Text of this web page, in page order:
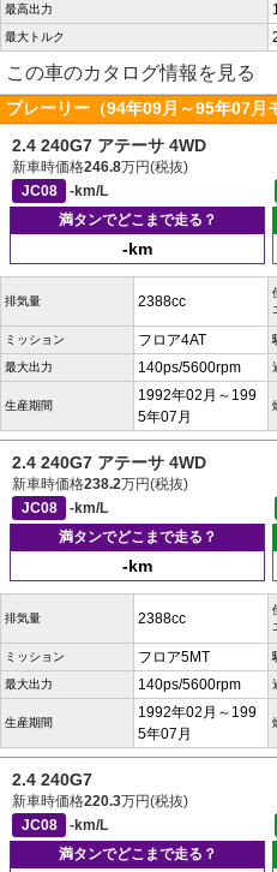
最高出力
最大トルク
この車のカタログ情報を見る
プレーリー（94年09月～95年07月
2.4 240G7 アテーサ 4WD
新車時価格246.8万円(税抜)
JC08
-km/L
満タンでどこまで走る？
-km
排気量 2388cc
ミッション フロア4AT
最大出力 140ps/5600rpm
生産期間
1992年02月～199
5年07月
2.4 240G7 アテーサ 4WD
新車時価格238.2万円(税抜)
JC08
-km/L
満タンでどこまで走る？
-km
排気量 2388cc
ミッション フロア5MT
最大出力 140ps/5600rpm
生産期間
1992年02月～199
5年07月
2.4 240G7
新車時価格220.3万円(税抜)
JC08
-km/L
満タンでどこまで走る？